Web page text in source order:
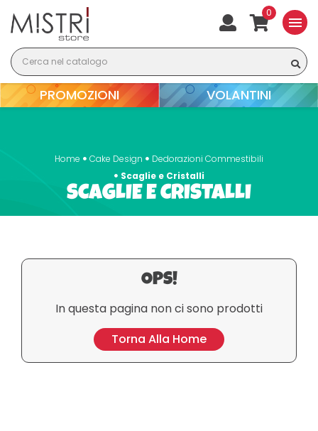
0
menu
PROMOZIONI VOLANTINI
Home Cake Design
Dedorazioni Commestibili
Scaglie e Cristalli
SCAGLIE E CRISTALLI
OPS!
In questa pagina non ci sono prodotti
Torna Alla Home